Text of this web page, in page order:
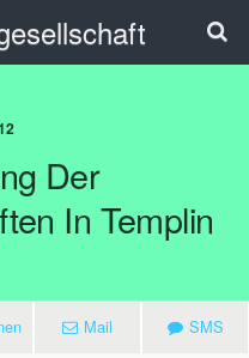
Der
In Templin
Mail SMS